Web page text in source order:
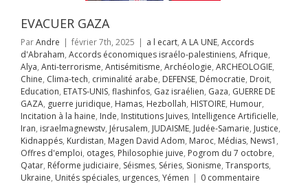
JUDAISME
Justice
Kurdistan
Adom Maroc
News1 Offres
otages
juive Pogrom
Qatar
judiciaire
Séries Sionisme
Ukraine Unités
urgences Yémen
EVACUER GAZA
ParAndre | février 7th, 2025 | a l ecart, A LA UNE, Accords
d'Abraham, Accords économiques israélo-palestiniens, Afrique,
Alya, Anti-terrorisme, Antisémitisme, Archéologie, ARCHEOLOGIE,
Chine, Clima-tech, criminalité arabe, DEFENSE, Démocratie, Droit,
Education, ETATS-UNIS, flashinfos, Gaz israélien, Gaza, GUERRE DE
GAZA, guerre juridique, Hamas, Hezbollah, HISTOIRE, Humour,
Incitation à la haine, Inde, Institutions Juives, Intelligence Artificielle,
Iran, israelmagnewstv, Jérusalem, JUDAISME, Judée-Samarie, Justice,
Kidnappés, Kurdistan, Magen David Adom, Maroc, Médias, News1 ,
Offres d'emploi, otages, Philosophie juive, Pogrom du 7 octobre,
Qatar, Réforme judiciaire, Séismes, Séries, Sionisme, Transports,
Ukraine, Unités spéciales, urgences, Yémen | 0 commentaire
DE «L’ELU»
LA SCENE